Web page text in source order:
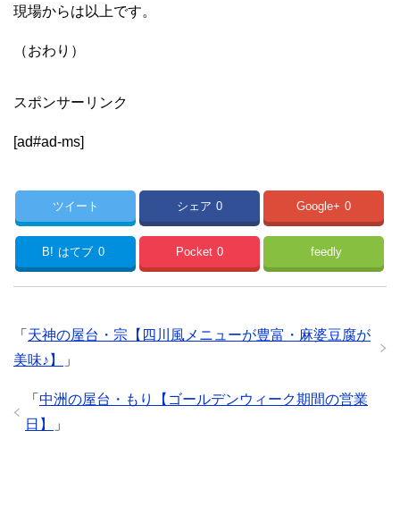
現場からは以上です。
（おわり）
スポンサーリンク
[ad#ad-ms]
ツイート シェア 0 Google+ 0
B! はてブ 0 Pocket 0 feedly
「 天神の屋台・宗【四川風メニューが豊富・麻婆豆腐が
美味♪】
」
「 中洲の屋台・もり【ゴールデンウィーク期間の営業
日】
」